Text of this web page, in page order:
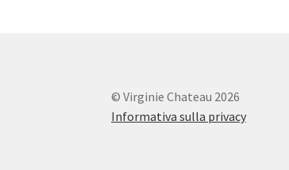
© Virginie Chateau 2026
Informativa sulla privacy